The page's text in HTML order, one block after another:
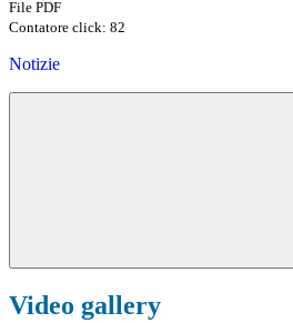
File PDF
Contatore click: 82
Notizie
Video gallery